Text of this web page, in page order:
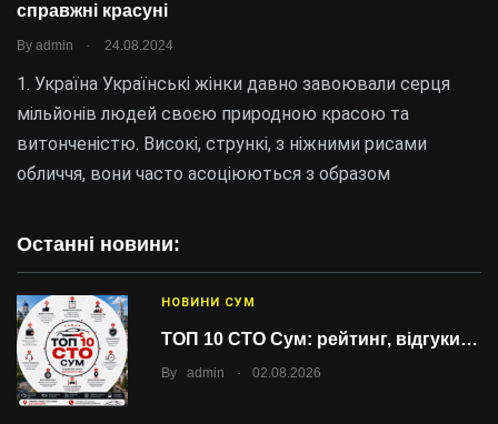
справжні красуні
By admin . 24.08.2024
1. Україна Українські жінки давно завоювали серця
мільйонів людей своєю природною красою та
витонченістю. Високі, стрункі, з ніжними рисами
обличчя, вони часто асоціюються з образом
Останні новини:
НОВИНИ СУМ
ТОП 10 СТО Сум: рейтинг, відгуки…
By admin . 02.08.2026